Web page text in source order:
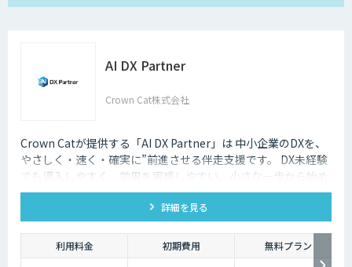
AI DX Partner
Crown Cat株式会社
Crown Catが提供する「AI DX Partner」は 中小企業のDXを、
やさしく・速く・確実に”前進させる伴走支援です。 DX未経験
でも導入しやすく、効果を実感しやすい、小さな一歩から始め
るDX支援サービスです。 AI DX Partnerは、大手企業のDX支援
で培ったノウハウをベースに、 地方・中小企業のための“現実
的なDX”を設計・実装・運用まで一貫して支援いたします。 私
たちは、コンサル×開発×AIの力で、現場に寄り添った 『ちょ
うどいいDX』を実現します。
詳細を見る
利用料金 初期費用 無料プラン